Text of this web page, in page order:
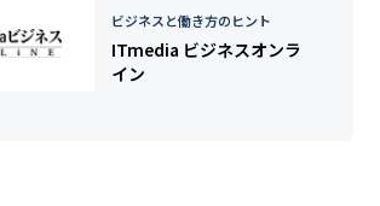
ビジネスと働き方のヒント
ITmedia ビジネスオンラ
イン